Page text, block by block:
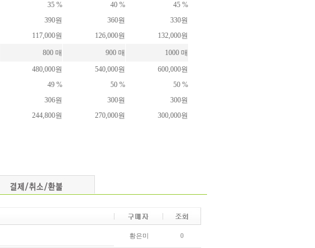
35 % 40 %
45 %
390원 360원
330원
117,000원 126,000원 132,000원
800 매 900 매
1000 매
480,000원 540,000원
600,000원
49 % 50 %
50 %
306원 300원
300원
244,800원 270,000원 300,000원
황은미 0